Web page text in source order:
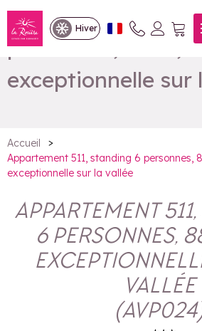
Hiver
Appartement 511,
personnes, 88m²,
exceptionnelle sur
Accueil
>
Appartement 511, standing 6 personnes,
exceptionnelle sur la vallée
APPARTEMENT
6 PERSONNES,
VALLÉE
(AVP024